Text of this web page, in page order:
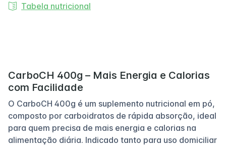
Tabela nutricional
CarboCH 400g – Mais Energia e Calorias
com Facilidade
O CarboCH 400g é um suplemento nutricional em pó,
composto por carboidratos de rápida absorção, ideal
para quem precisa de mais energia e calorias na
alimentação diária. Indicado tanto para uso domiciliar